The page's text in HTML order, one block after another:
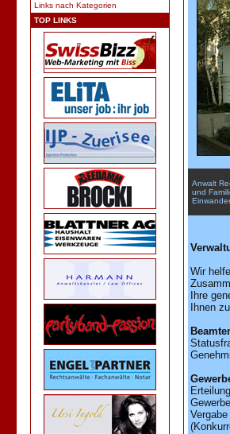
Links nach Kategorien
TOP LINKS
Anwalt
und
Wir
Ihre
Ihnen